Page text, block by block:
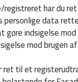
registreret har du
personlige data
gøre indsigelse
mod brugen
ret til et